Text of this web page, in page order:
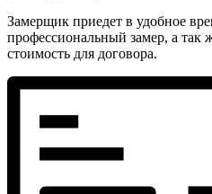
Замерщик приедет в удобное
профессиональный замер, а так
стоимость для договора.